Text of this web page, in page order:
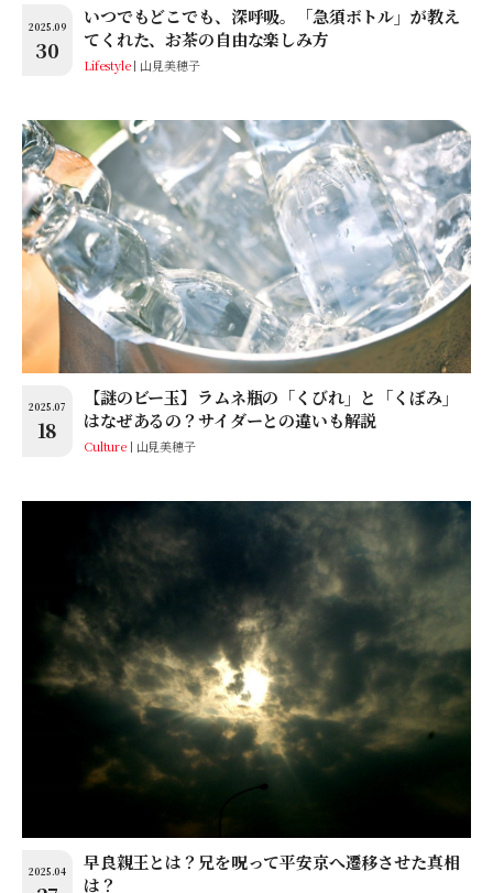
2025.09
30
いつでもどこでも、深呼吸。「急須ボトル」が教え
てくれた、お茶の自由な楽しみ方
Lifestyle 山見美穂子
2025.07
18
【謎のビー玉】ラムネ瓶の「くびれ」と「くぼみ」
はなぜあるの？サイダーとの違いも解説
Culture 山見美穂子
2025.04
早良親王とは？兄を呪って平安京へ遷移させた真相
は？